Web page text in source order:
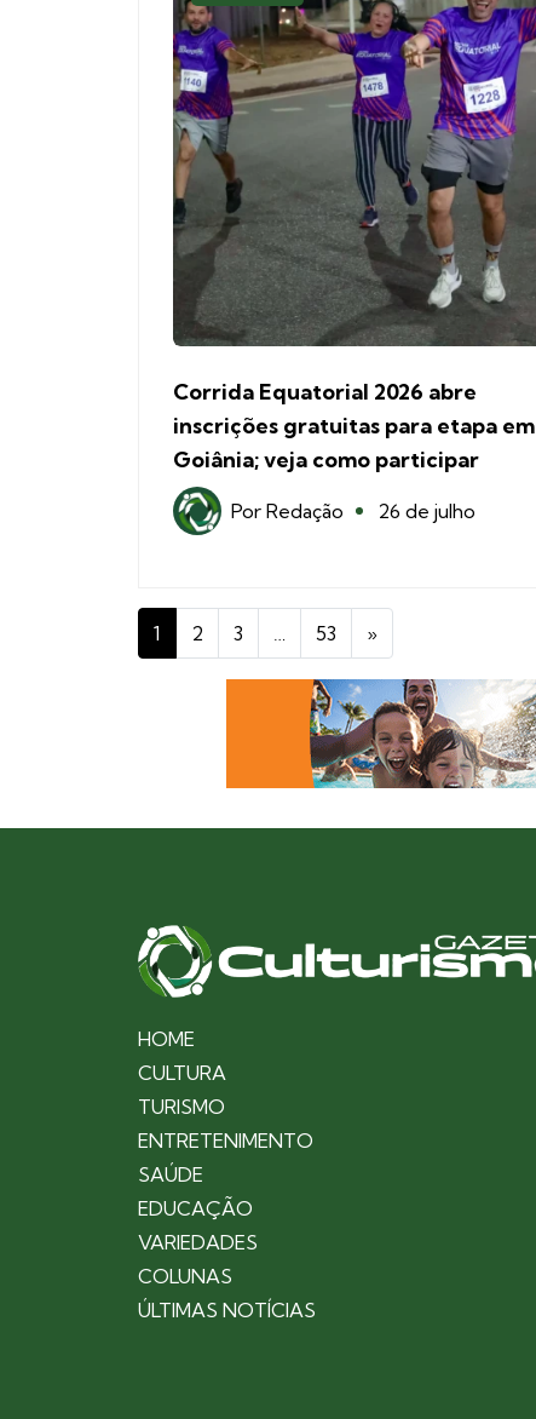
Corrida Equatorial 2026 abre
inscrições gratuitas para etapa em
Goiânia; veja como participar
Por Redação 26 de julho
1 2 3 53 »
HOME
CULTURA
TURISMO
ENTRETENIMENTO
SAÚDE
EDUCAÇÃO
VARIEDADES
COLUNAS
ÚLTIMAS NOTÍCIAS